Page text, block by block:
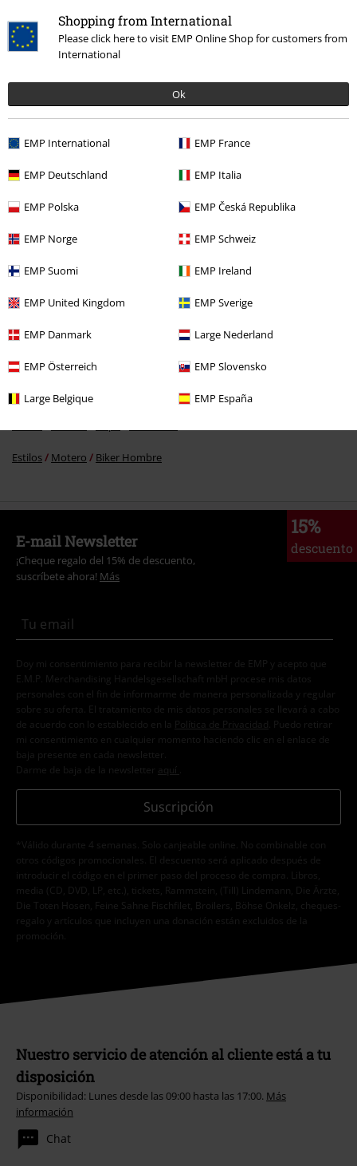
Shopping from International
Please click here to visit EMP Online Shop for customers from
International
Ok
EMP International EMP France
EMP Deutschland EMP Italia
EMP Polska EMP Česká Republika
EMP Norge EMP Schweiz
EMP Suomi EMP Ireland
EMP United Kingdom EMP Sverige
EMP Danmark Large Nederland
EMP Österreich EMP Slovensko
Large Belgique EMP España
Última visita
32,99 €
Más categorías. Más opciones
Tallas Grandes Ropa de Hombre Camisas de Manga Larga
Ropa Camisetas & Tops Camisetas
Ropa & accesorios Camisetas
Estilos Motero Biker Hombre
15%
descuento
E-mail Newsletter
¡Cheque regalo del 15% de descuento,
suscríbete ahora! Más
Doy mi consentimiento para recibir la newsletter de EMP y acepto que
E.M.P. Merchandising Handelsgesellschaft mbH procese mis datos
personales con el fin de informarme de manera personalizada y regular
sobre su oferta. El tratamiento de mis datos personales se llevará a cabo
de acuerdo con lo establecido en la
Política de Privacidad . Puedo retirar
mi consentimiento en cualquier momento haciendo clic en el enlace de
baja presente en cada newsletter.
Darme de baja de la newsletter
aquí
Suscripción
*Válido durante 4 semanas. Solo canjeable online. No combinable con
otros códigos promocionales. El descuento será aplicado después de
introducir el código en el primer paso del proceso de compra. Libros,
media (CD, DVD, LP, etc.), tickets, Rammstein, (Till) Lindemann, Die Ärzte,
Die Toten Hosen, Feine Sahne Fischfilet, Broilers, Böhse Onkelz, cheques-
regalo y artículos que incluyen una donación están excluidos de la
promoción.
Nuestro servicio de atención al cliente está a tu
disposición
Disponibilidad: Lunes desde las 09:00 hasta las 17:00. Más
información
Chat